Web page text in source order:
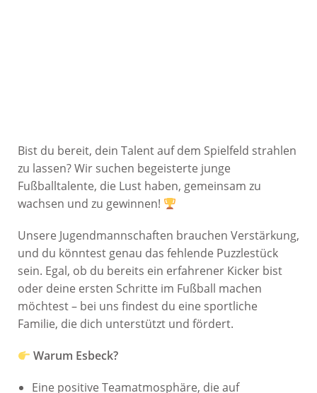
Bist du bereit, dein Talent auf dem Spielfeld strahlen
zu lassen? Wir suchen begeisterte junge
Fußballtalente, die Lust haben, gemeinsam zu
wachsen und zu gewinnen!
Unsere Jugendmannschaften brauchen Verstärkung,
und du könntest genau das fehlende Puzzlestück
sein. Egal, ob du bereits ein erfahrener Kicker bist
oder deine ersten Schritte im Fußball machen
möchtest – bei uns findest du eine sportliche
Familie, die dich unterstützt und fördert.
Warum Esbeck?
Eine positive Teamatmosphäre, die auf